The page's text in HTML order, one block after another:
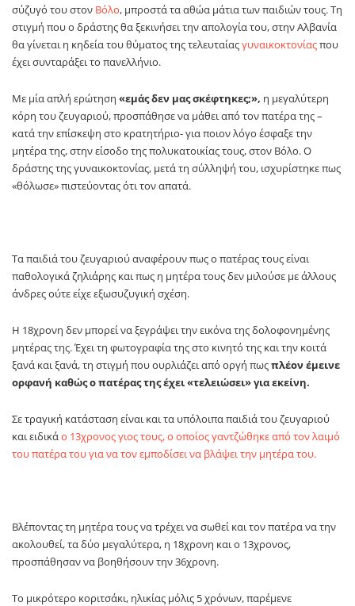
σύζυγό του στον Βόλο, μπροστά τα αθώα μάτια των παιδιών τους. Τη
στιγμή που ο δράστης θα ξεκινήσει την απολογία του, στην Αλβανία
θα γίνεται η κηδεία του θύματος της τελευταίαςγυναικοκτονίαςπου
έχει συνταράξει το πανελλήνιο.
Με μία απλή ερώτηση «εμάς δεν μας σκέφτηκες;», η μεγαλύτερη
κόρη του ζευγαριού, προσπάθησε να μάθει από τον πατέρα της –
κατά την επίσκεψη στο κρατητήριο- για ποιον λόγο έσφαξε την
μητέρα της, στην είσοδο της πολυκατοικίας τους, στον Βόλο. Ο
δράστης της γυναικοκτονίας, μετά τη σύλληψή του, ισχυρίστηκε πως
«θόλωσε» πιστεύοντας ότι τον απατά.
Τα παιδιά του ζευγαριού αναφέρουν πως ο πατέρας τους είναι
παθολογικά ζηλιάρης και πως η μητέρα τους δεν μιλούσε με άλλους
άνδρες ούτε είχε εξωσυζυγική σχέση.
Η 18χρονη δεν μπορεί να ξεγράψει την εικόνα της δολοφονημένης
μητέρας της. Έχει τη φωτογραφία της στο κινητό της και την κοιτά
ξανά και ξανά, τη στιγμή που ουρλιάζει από οργή πωςπλέον έμεινε
ορφανή καθώς ο πατέρας της έχει «τελειώσει» για εκείνη.
Σε τραγική κατάσταση είναι και τα υπόλοιπα παιδιά του ζευγαριού
και ειδικά ο 13χρονος γιος τους, ο οποίος γαντζώθηκε από τον λαιμό
του πατέρα του για να τον εμποδίσει να βλάψει την μητέρα του.
Βλέποντας τη μητέρα τους να τρέχει να σωθεί και τον πατέρα να την
ακολουθεί, τα δύο μεγαλύτερα, η 18χρονη και ο 13χρονος,
προσπάθησαν να βοηθήσουν την 36χρονη.
Το μικρότερο κοριτσάκι, ηλικίας μόλις 5 χρόνων, παρέμενε